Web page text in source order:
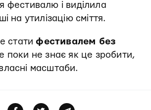
фестивалю і виділила
на утилізацію сміття.
статифестивалем без
поки не знає як це зробити,
масштаби.